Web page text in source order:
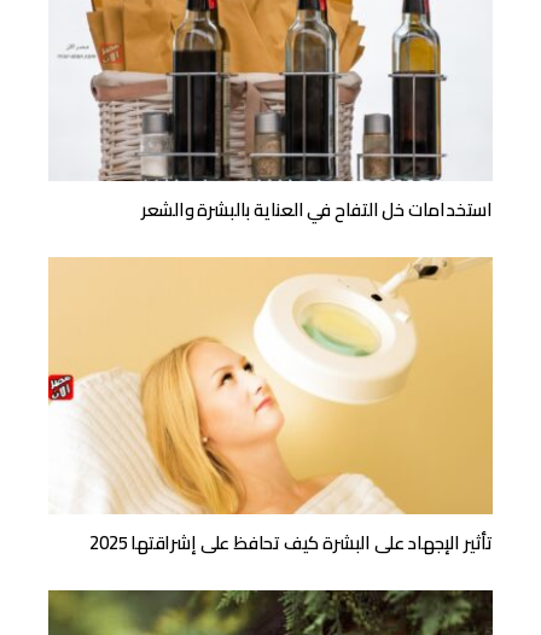
استخدامات خل التفاح في العناية بالبشرة والشعر
تأثير الإجهاد على البشرة كيف تحافظ على إشراقتها 2025